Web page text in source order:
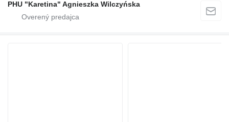
PHU "Karetina" Agnieszka Wilczyńska